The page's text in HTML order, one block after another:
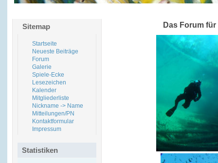
Sitemap
Startseite
Neueste Beiträge
Forum
Galerie
Spiele-Ecke
Lesezeichen
Kalender
Mitgliederliste
Nickname -> Name
Mitteilungen/PN
Kontaktformular
Impressum
Statistiken
Das Forum